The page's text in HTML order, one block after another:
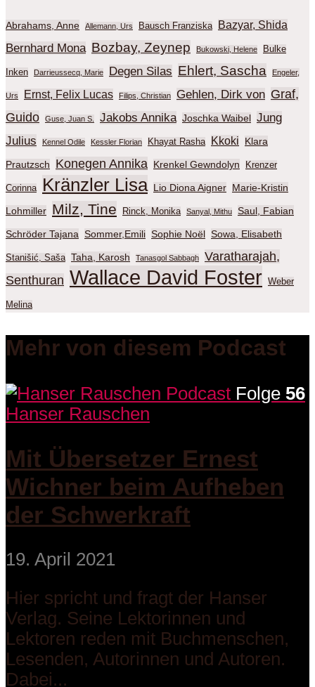
Abrahams, Anne Allemann, Urs Bausch Franziska Bazyar, Shida
Bernhard Mona Bozbay, Zeynep Bukowski, Helene Bulke
Inken Darrieussecq, Marie Degen Silas Ehlert, Sascha Engeler,
Urs Ernst, Felix Lucas Filips, Christian Gehlen, Dirk von Graf,
Guido
Guse, Juan S. Jakobs Annika Joschka Waibel Jung
Julius
Kennel Odile Kessler Florian Khayat Rasha Kkoki Klara
Prautzsch Konegen Annika Krenkel Gewndolyn Krenzer
Corinna Kränzler Lisa Lio Diona Aigner Marie-Kristin
Lohmiller Milz, Tine Rinck, Monika Sanyal, Mithu Saul, Fabian
Schröder Tajana Sommer,Emili Sophie Noël Sowa, Elisabeth
Stanišić, Saša Taha, Karosh Tanasgol Sabbagh
Varatharajah,
Senthuran Wallace David Foster Weber
Melina
Mehr von diesem Podcast
Folge 56
Hanser Rauschen
Mit Übersetzer Ernest
Wichner beim Aufheben
der Schwerkraft
19. April 2021
Hier spricht und fragt der Hanser
Verlag. Seine Lektorinnen und
Lektoren reden mit Buchmenschen,
Lesenden, Autorinnen und Autoren.
Dabei...